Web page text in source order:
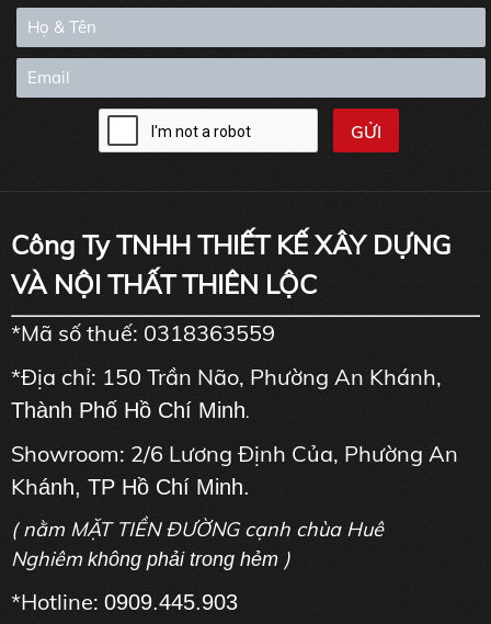
Công Ty TNHH THIẾT KẾ XÂY DỰNG
VÀ NỘI THẤT THIÊN LỘC
*Mã số thuế: 0318363559
*Địa chỉ: 150 Trần Não, Phường An Khánh,
Thành Phố Hồ Chí Minh.
Showroom: 2/6 Lương Định Của, Phường An
Khánh, TP Hồ Chí Minh.
( nằm MẶT TIỀN ĐƯỜNG cạnh chùa Huê
Nghiêm không phải trong hẻm )
*Hotline: 0909.445.903